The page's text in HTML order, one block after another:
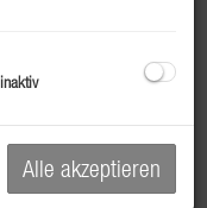
Alle akzeptieren